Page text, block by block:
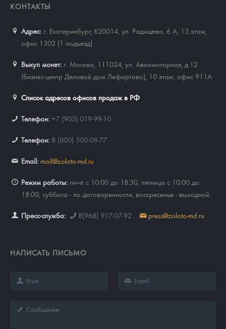
КОНТАКТЫ
Адрес: г. Екатеринбург, 620014 ул. Радищева, 6 А, 13 этаж,
офис 1302 (1 подъезд)
Выкуп монет: г. Москва, 111024, ул. Авиамоторная, д.12
(бизнес-центр Деловой дом Лефортово), 10 этаж, офис 911А
Список адресов офисов продаж в РФ
Телефон: +7 (903) 019-99-10
Телефон: 8 (800) 500-08-77
Email: mail@zoloto-md.ru
Режим работы: пн-чт с 10:00 до 18:30, пятница с 10:00 до
18:00, суббота - по договоренности, воскресенье - выходной.
Пресс-служба: 8(968) 917-07-92 press@zoloto-md.ru
НАПИСАТЬ ПИСЬМО